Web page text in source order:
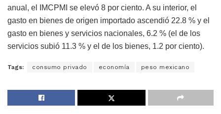
anual, el IMCPMI se elevó 8 por ciento. A su interior, el
gasto en bienes de origen importado ascendió 22.8 % y el
gasto en bienes y servicios nacionales, 6.2 % (el de los
servicios subió 11.3 % y el de los bienes, 1.2 por ciento).
Tags: consumo privado economía peso mexicano